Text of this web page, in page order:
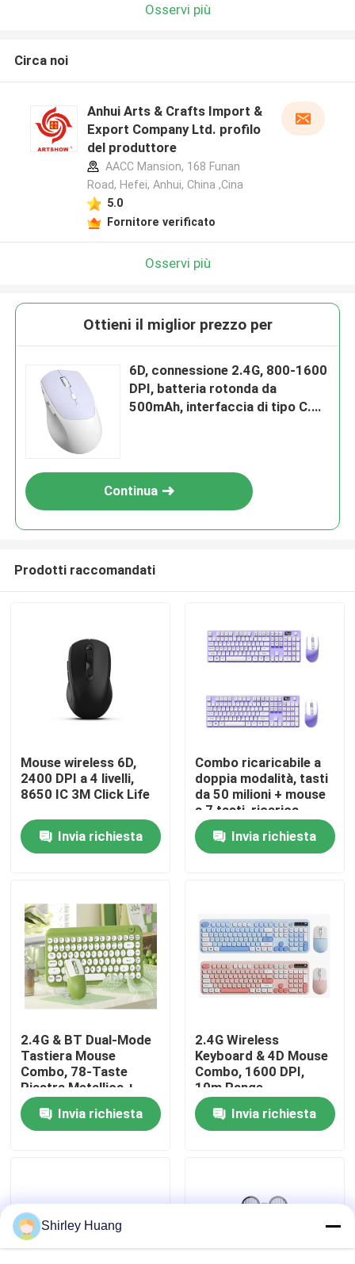
Casa.
Prodotti
Su di noi
Visita alla fabbrica
Controllo della qualità
Contattaci
Notizie
Chiedi un preventivo
Osservi più
Circa noi
Anhui Arts & Crafts Import &
Export Company Ltd. profilo
del produttore
AACC Mansion, 168 Funan
Road, Hefei, Anhui, China ,Cina
5.0
Fornitore verificato
Osservi più
Ottieni il miglior prezzo per
6D, connessione 2.4G, 800-1600
DPI, batteria rotonda da
500mAh, interfaccia di tipo C.
Continua
Prodotti raccomandati
Mouse wireless 6D,
2400 DPI a 4 livelli,
8650 IC 3M Click Life
Invia richiesta
Combo ricaricabile a
doppia modalità, tasti
da 50 milioni + mouse
a 7 tasti, ricarica
rapida di tipo C
Invia richiesta
2.4G & BT Dual-Mode
Tastiera Mouse
Combo, 78-Taste
Piastra Metallica +
Manopola Rotante,
500mAhInvia richiesta
2.4G Wireless
Keyboard & 4D Mouse
Combo, 1600 DPI,
10m Range
Invia richiesta
Shirley Huang